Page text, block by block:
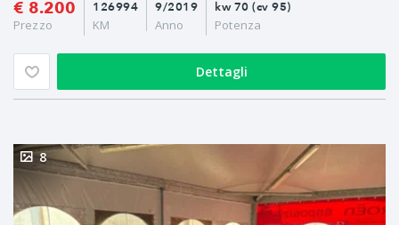
€ 8.200
Prezzo
9/2019
Anno
126994
KM
kw 70 (cv 95)
Potenza
Dettagli
8